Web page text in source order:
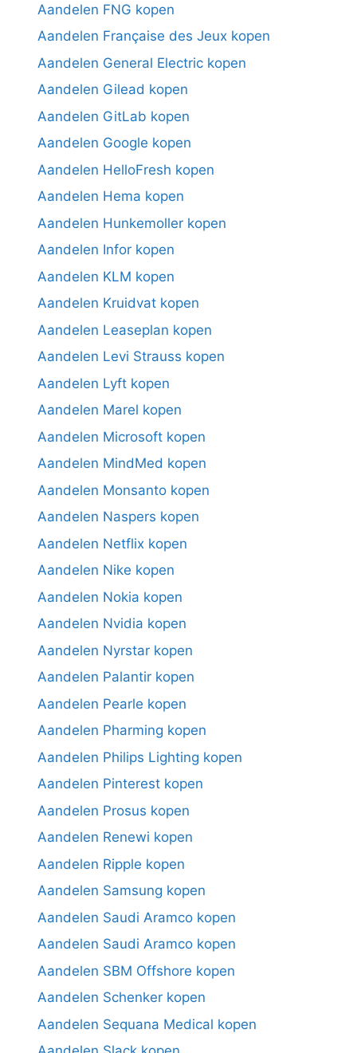
Aandelen FNG kopen
Aandelen Française des Jeux kopen
Aandelen General Electric kopen
Aandelen Gilead kopen
Aandelen GitLab kopen
Aandelen Google kopen
Aandelen HelloFresh kopen
Aandelen Hema kopen
Aandelen Hunkemoller kopen
Aandelen Infor kopen
Aandelen KLM kopen
Aandelen Kruidvat kopen
Aandelen Leaseplan kopen
Aandelen Levi Strauss kopen
Aandelen Lyft kopen
Aandelen Marel kopen
Aandelen Microsoft kopen
Aandelen MindMed kopen
Aandelen Monsanto kopen
Aandelen Naspers kopen
Aandelen Netflix kopen
Aandelen Nike kopen
Aandelen Nokia kopen
Aandelen Nvidia kopen
Aandelen Nyrstar kopen
Aandelen Palantir kopen
Aandelen Pearle kopen
Aandelen Pharming kopen
Aandelen Philips Lighting kopen
Aandelen Pinterest kopen
Aandelen Prosus kopen
Aandelen Renewi kopen
Aandelen Ripple kopen
Aandelen Samsung kopen
Aandelen Saudi Aramco kopen
Aandelen Saudi Aramco kopen
Aandelen SBM Offshore kopen
Aandelen Schenker kopen
Aandelen Sequana Medical kopen